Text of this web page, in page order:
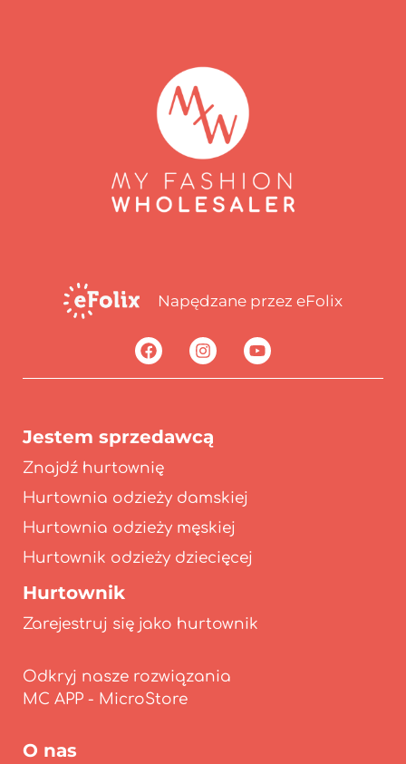
Napędzane przez eFolix
Jestem sprzedawcą
Znajdź hurtownię
Hurtownia odzieży damskiej
Hurtownia odzieży męskiej
Hurtownik odzieży dziecięcej
Hurtownik
Zarejestruj się jako hurtownik
Odkryj nasze rozwiązania
O nas